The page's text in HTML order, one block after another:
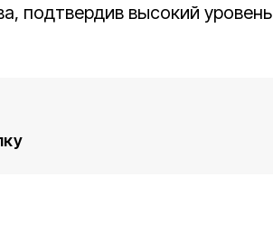
подтвердив высокий уровень